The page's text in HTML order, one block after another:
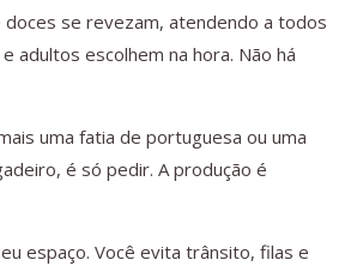
doces se revezam, atendendo a todos
adultos escolhem na hora. Não há
uma fatia de portuguesa ou uma
é só pedir. A produção é
espaço. Você evita trânsito, filas e